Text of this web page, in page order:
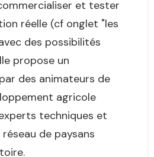
et tester
réelle (cf onglet "les
des possibilités
propose un
des animateurs de
agricole
techniques et
de paysans